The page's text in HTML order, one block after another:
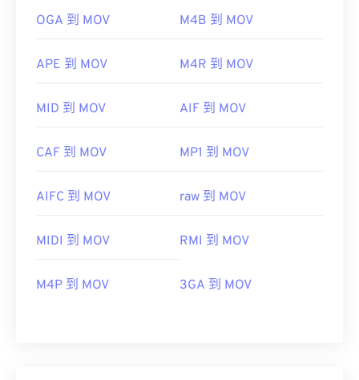
OGA 到 MOV M4B 到 MOV
APE 到 MOV M4R 到 MOV
MID 到 MOV AIF 到 MOV
CAF 到 MOV MP1 到 MOV
AIFC 到 MOV raw 到 MOV
MIDI 到 MOV RMI 到 MOV
M4P 到 MOV 3GA 到 MOV